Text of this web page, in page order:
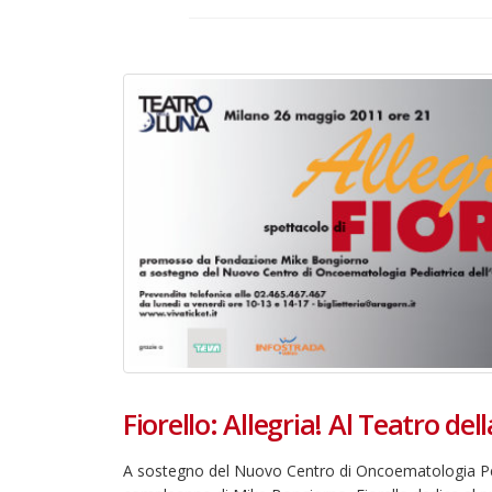
Fiorello: Allegria! Al Teatro
A sostegno del Nuovo Centro di Oncoematologia
22 giugno 2026 – Terrazze del
straordinaria per Fondazione